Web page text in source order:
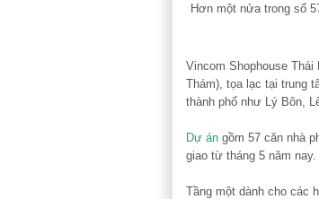
Hơn một nửa trong số
Vincom Shophouse
Thám), tọa lạc tại trung
thành phố như Lý Bôn,
Dự án gồm 57 căn nhà
giao từ tháng 5 năm
Tầng một dành cho các